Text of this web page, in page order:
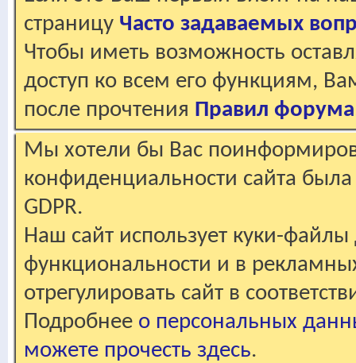
страницу Часто задаваемых
Чтобы иметь возможность
доступ ко всем его функциям,
после прочтения Правил форума
Мы хотели бы Вас
конфиденциальности сайта
GDPR.
Наш сайт использует куки-файлы
функциональности и в
отрегулировать сайт в
Подробнее о персональных
можете прочесть здесь.